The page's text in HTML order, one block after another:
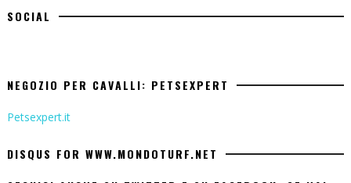
SOCIAL
NEGOZIO PER CAVALLI: PETSEXPERT
Petsexpert.it
DISQUS FOR WWW.MONDOTURF.NET